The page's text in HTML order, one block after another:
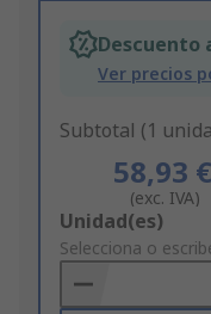
Descuento
Ver precios
Subtotal (1
58,93 €
(exc. IVA)
Add
to
Basket
Unidad(es)
Selecciona o